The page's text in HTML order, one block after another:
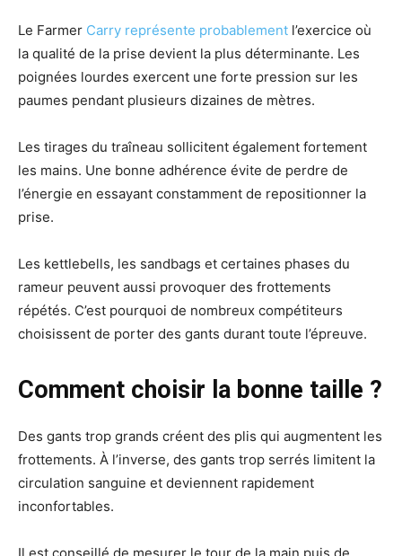
Le Farmer Carry représente probablement l’exercice où
la qualité de la prise devient la plus déterminante. Les
poignées lourdes exercent une forte pression sur les
paumes pendant plusieurs dizaines de mètres.
Les tirages du traîneau sollicitent également fortement
les mains. Une bonne adhérence évite de perdre de
l’énergie en essayant constamment de repositionner la
prise.
Les kettlebells, les sandbags et certaines phases du
rameur peuvent aussi provoquer des frottements
répétés. C’est pourquoi de nombreux compétiteurs
choisissent de porter des gants durant toute l’épreuve.
Comment choisir la bonne taille ?
Des gants trop grands créent des plis qui augmentent les
frottements. À l’inverse, des gants trop serrés limitent la
circulation sanguine et deviennent rapidement
inconfortables.